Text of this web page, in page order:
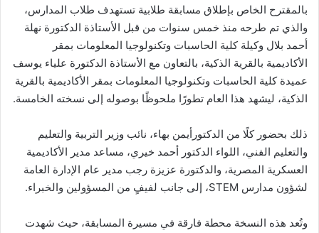
بالمقترح الخاص بإطلاق مسابقة طلابية تستهدف طلاب المدارس،
والذي تم طرحه منذ خمس سنوات من قبل الأستاذة الدكتورة نهلة
أحمد بلال وكيلة كلية الحاسبات وتكنولوجيا المعلومات بمقر
الأكاديمية بالقرية الذكية، بالتعاون مع الأستاذة الدكتورة علياء يوسف
عميدة كلية الحاسبات وتكنولوجيا المعلومات بمقر الأكاديمية بالقرية
الذكية، ليشهد هذا العام تطورًا ملحوظًا بوصوله إلى نسخته الخامسة.
ذلك بحضور كلًا من الدكتورأيمن بهاء، نائب وزير التربية والتعليم
والتعليم الفني، اللواء الدكتور أحمد خيري، مساعد مدير الأكاديمية
العسكرية المصرية، والدكتورة عزيزة رجب مدير عام الإدارة العامة
لشؤون مدارس STEM، إلى جانب لفيفٍ من المسؤولين والخبراء.
وتُعد هذه النسخة محطة فارقة في مسيرة المسابقة، حيث شهدت